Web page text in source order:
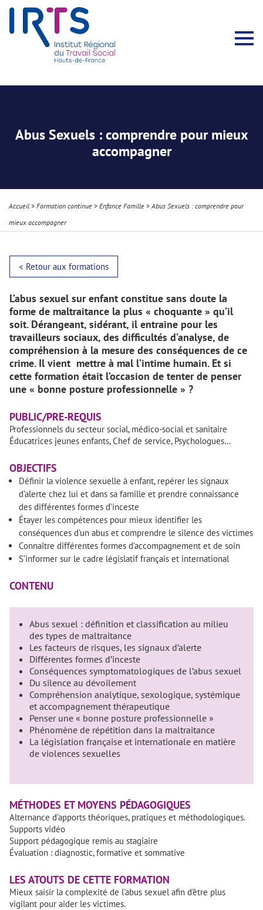
Abus Sexuels : comprendre pour mieux
accompagner
Accueil > Formation continue > Enfance Famille >Abus Sexuels : comprendre pour
mieux accompagner
< Retour aux formations
L’abus sexuel sur enfant constitue sans doute la
forme de maltraitance la plus « choquante » qu’il
soit. Dérangeant, sidérant, il entraine pour les
travailleurs sociaux, des difficultés d’analyse, de
compréhension à la mesure des conséquences de ce
crime. Il vient mettre à mal l’intime humain. Et si
cette formation était l’occasion de tenter de penser
une « bonne posture professionnelle » ?
PUBLIC/PRE-REQUIS
Professionnels du secteur social, médico-social et sanitaire
Éducatrices jeunes enfants, Chef de service, Psychologues…
OBJECTIFS
Définir la violence sexuelle à enfant, repérer les signaux
d’alerte chez lui et dans sa famille et prendre connaissance
des différentes formes d’inceste
Étayer les compétences pour mieux identifier les
conséquences d’un abus et comprendre le silence des victimes
Connaître différentes formes d’accompagnement et de soin
S’informer sur le cadre législatif français et international
CONTENU
Abus sexuel : définition et classification au milieu
des types de maltraitance
Les facteurs de risques, les signaux d’alerte
Différentes formes d’inceste
Conséquences symptomatologiques de l’abus sexuel
Du silence au dévoilement
Compréhension analytique, sexologique, systémique
et accompagnement thérapeutique
Penser une « bonne posture professionnelle »
Phénomène de répétition dans la maltraitance
La législation française et internationale en matière
de violences sexuelles
MÉTHODES ET MOYENS PÉDAGOGIQUES
Alternance d’apports théoriques, pratiques et méthodologiques.
Supports vidéo
Support pédagogique remis au stagiaire
Évaluation : diagnostic, formative et sommative
LES ATOUTS DE CETTE FORMATION
Mieux saisir la complexité de l’abus sexuel afin d’être plus
vigilant pour aider les victimes.